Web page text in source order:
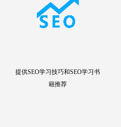
提供SEO学习技巧和SEO学习书
籍推荐